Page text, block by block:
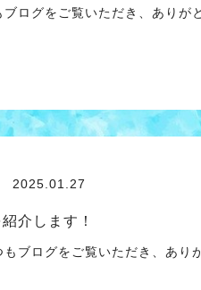
ブログをご覧いただき、あり
2025.01.27
介します！
もブログをご覧いただき、あ